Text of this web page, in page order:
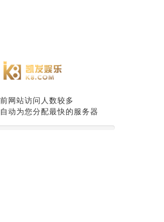
网站访问人数较多
动为您分配最快的服务器